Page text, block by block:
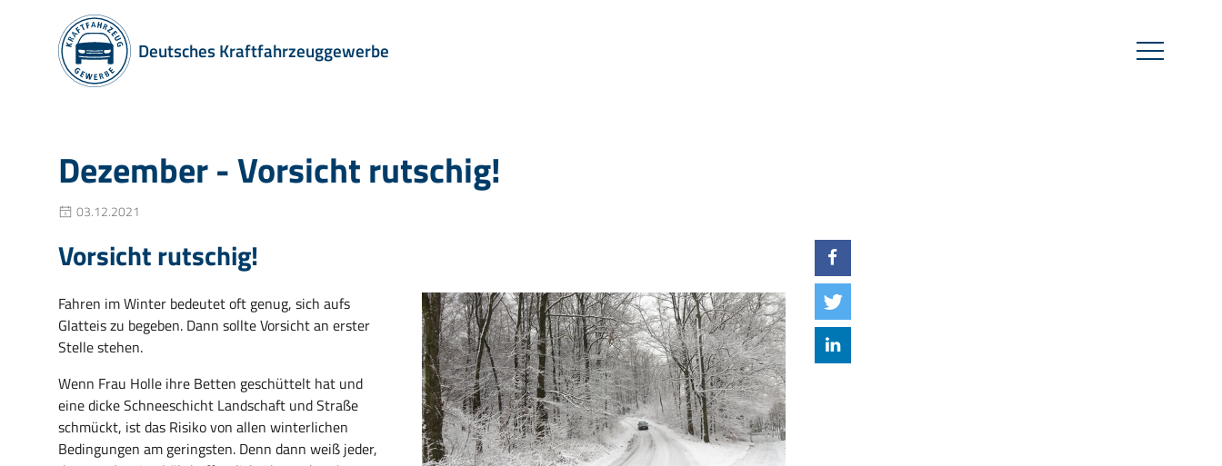
Deutsches Kraftfahrzeuggewerbe
Dezember - Vorsicht rutschig!
03.12.2021
Vorsicht rutschig!
Fahren im Winter bedeutet oft genug, sich aufs
Glatteis zu begeben. Dann sollte Vorsicht an erster
Stelle stehen.
Wenn Frau Holle ihre Betten geschüttelt hat und
eine dicke Schneeschicht Landschaft und Straße
schmückt, ist das Risiko von allen winterlichen
Bedingungen am geringsten. Denn dann weiß jeder,